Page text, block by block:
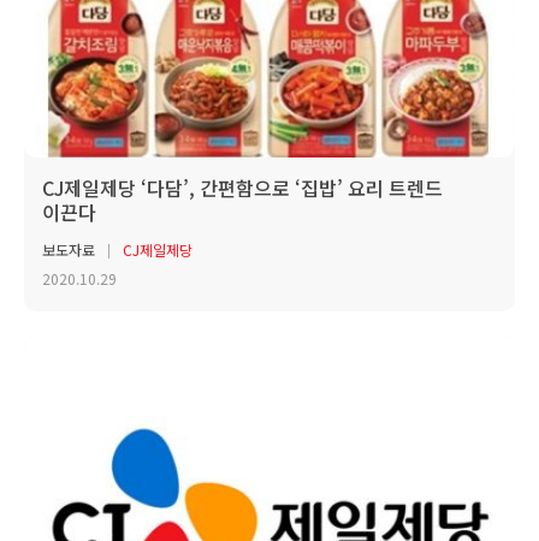
CJ제일제당 ‘다담’, 간편함으로 ‘집밥’ 요리 트렌드
이끈다
보도자료
CJ제일제당
2020.10.29